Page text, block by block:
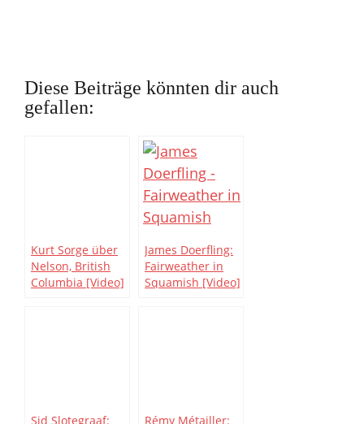
Diese Beiträge könnten dir auch
gefallen:
Kurt Sorge über
Nelson, British
Columbia [Video]
James Doerfling:
Fairweather in
Squamish [Video]
Sid Slotegraaf:
Rémy Métailler: